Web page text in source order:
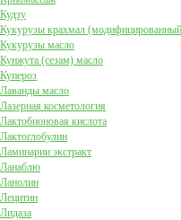
Кудзу
Кукурузы крахмал
Кукурузы масло
Кунжута (сезам) масло
Купероз
Лаванды масло
Лазерная косметология
Лактобионовая кислота
Лактоглобулин
Ламинарии экстракт
Ланаблю
Ланолин
Лецитин
Лидаза